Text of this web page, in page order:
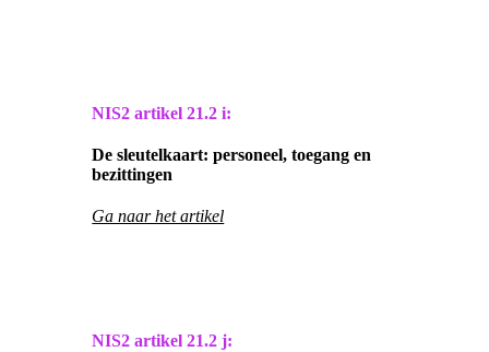
NIS2 artikel21.2 i:
De sleutelkaart: personeel, toegang en
bezittingen
Ga naar het artikel
NIS2 artikel21.2 j: